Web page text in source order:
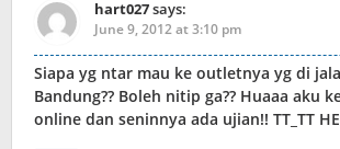
hart027says:
June 9, 2012 at 3:10 pm
Siapa yg ntar mau ke outletnya yg di
Bandung?? Boleh nitip ga?? Huaaa aku
online dan seninnya ada ujian!! TT_TT